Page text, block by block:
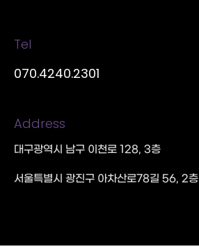
Tel
070.4240.2301
Address
대구광역시 남구 이천로 128, 3층
서울특별시 광진구 아차산로78길 56, 2층